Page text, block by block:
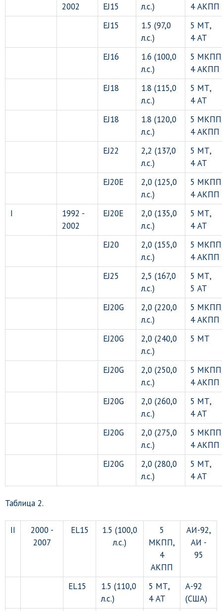
2002
EJ15
л.с.)
4 АКПП
EJ15
1.5 (97,0
л.с.)
5 МТ,
4 АТ
EJ16
1.6 (100,0
л.с.)
5
4 АКПП
EJ18
1.8 (115,0
л.с.)
5 МТ,
4 АТ
EJ18
1.8 (120,0
л.с.)
5
4 АКПП
EJ22
2,2 (137,0
л.с.)
5 МТ,
4 АТ
EJ20E
2,0 (125,0
л.с.)
5
4 АКПП
I
1992 -
2002
EJ20E
2,0 (135,0
л.с.)
5 МТ,
4 АТ
EJ20
2,0 (155,0
л.с.)
5
4 АКПП
EJ25
2,5 (167,0
л.с.)
5 МТ,
5 АТ
EJ20G
2,0 (220,0
л.с.)
5
4 АКПП
EJ20G
2,0 (240,0
л.с.)
5 МТ
EJ20G
2,0 (250,0
л.с.)
5
4 АКПП
EJ20G
2,0 (260,0
л.с.)
5 МТ,
4 АТ
EJ20G
2,0 (275,0
л.с.)
5
4 АКПП
EJ20G
2,0 (280,0
л.с.)
5 МТ,
4 АТ
Таблица 2.
II
2000 -
2007
EL15
1.5 (100,0
л.с.)
5
МКПП,
4
АКПП
АИ-92,
АИ -
95
EL15
1.5 (110,0
л.с.)
5 МТ,
4 АТ
А-92
(США)